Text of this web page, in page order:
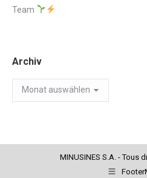
Team
Archiv
Archiv
MINUSINES S.A. - Tous